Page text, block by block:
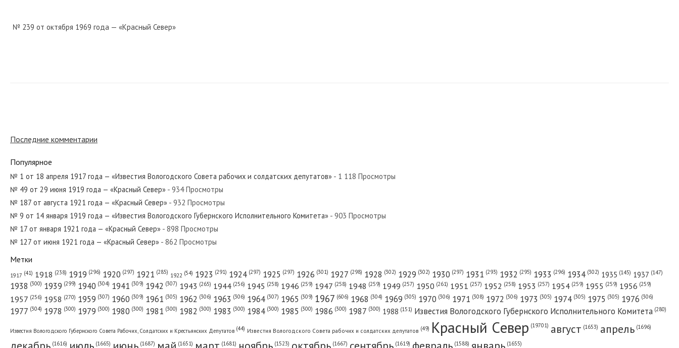
№ 239 от октября 1969 года — «Красный Север»
№ 225 от ноября 1945 года — «Красный Север»
№ 278 от декабря 1921 года — «Красный Север»
№ 117 от мая 1979 года — «Красный Север»
Последние комментарии
Популярное
№ 1 от 18 апреля 1917 года — «Известия Вологодского Совета рабочих и солдатских депутатов» - 1 118 Просмотры
№ 49 от 29 июня 1919 года — «Красный Север» - 934 Просмотры
№ 187 от августа 1921 года — «Красный Север» - 932 Просмотры
№ 9 от 14 января 1919 года — «Известия Вологодского Губернского Исполнительного Комитета» - 903 Просмотры
№ 17 от января 1921 года — «Красный Север» - 898 Просмотры
№ 127 от июня 1921 года — «Красный Север» - 862 Просмотры
Метки
1917 (41) 1918 (238) 1919 (296) 1920 (297) 1921 (285) 1922 (54) 1923 (291) 1924 (297) 1925 (297) 1926 (301) 1927 (298) 1928 (302) 1929 (302) 1930 (297) 1931 (293) 1932 (295) 1933 (296) 1934 (302) 1935 (145) 1937 (147)
1938 (300) 1939 (299) 1940 (304) 1941 (309) 1942 (307) 1943 (265) 1944 (256) 1945 (258) 1946 (259) 1947 (258) 1948 (259) 1949 (257) 1950 (261) 1951 (257) 1952 (258) 1953 (257) 1954 (259) 1955 (259) 1956 (259)
1957 (256) 1958 (270) 1959 (307) 1960 (309) 1961 (305) 1962 (306) 1963 (306) 1964 (307) 1965 (309) 1967 (606) 1968 (304) 1969 (305) 1970 (306) 1971 (308) 1972 (306) 1973 (305) 1974 (305) 1975 (305) 1976 (306)
1977 (304) 1978 (300) 1979 (300) 1980 (300) 1981 (300) 1982 (300) 1983 (300) 1984 (300) 1985 (300) 1986 (300) 1987 (300) 1988 (151) Известия Вологодского Губернского Исполнительного Комитета (280)
Известия Вологодского Губернского Совета Рабочих, Солдатских и Крестьянских Депутатов (44) Известия Вологодского Совета рабочих и солдатских депутатов (49) Красный Cевер (19701) август (1653) апрель (1696)
(1616) (1665) (1687) (1651) (1681) (1523) (1667) (1619) (1588) (1655)